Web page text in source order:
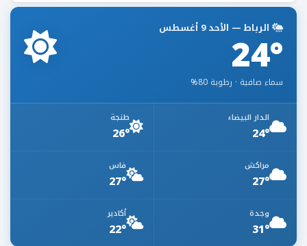
الرباط — الأحد 9 أغسطس
24°
سماء صافية · رطوبة 80%
الدار البيضاء
24°
طنجة
26°
مراكش
27°
فاس
27°
وجدة
31°
أكادير
22°